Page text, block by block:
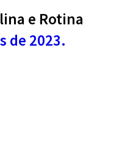
e Rotina
de 2023.